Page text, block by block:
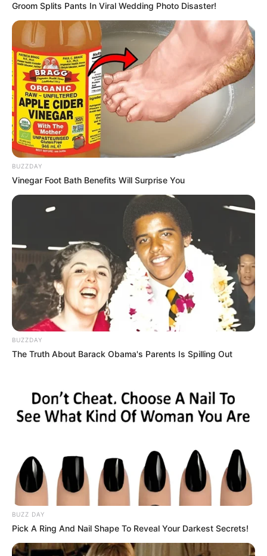
Foto – foto Shivani Tomar
1. Memakai riasan khas India, Shivani tampak memukau
(foto: instagram/shivanitomar9)
2. Senyumnya selalu berhasil membuat orang jatuh hati
Groom Splits Pants In Viral Wedding Photo Disaster!
BUZZDAY
Vinegar Foot Bath Benefits Will Surprise You
BUZZDAY
The Truth About Barack Obama's Parents Is Spilling Out
BUZZ DAY
Pick A Ring And Nail Shape To Reveal Your Darkest Secrets!